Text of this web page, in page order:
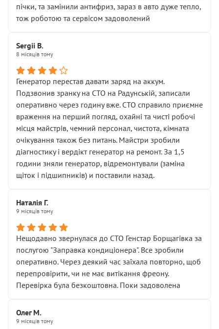
пічки, та замінили антифриз, зараз в авто дуже тепло,
тож роботою та сервісом задоволений
Sergii B.
8 місяців тому
Генератор перестав давати заряд на аккум.
Подзвонив зранку на СТО на Радунській, записали
оперативно через годину вже. СТО справило приємне
враження на перший погляд, охайні та чисті робочі
місця майстрів, чемний персонал, чистота, кімната
очікування також без питань. Майстри зробили
діагностику і вердікт генератор на ремонт. За 1,5
години зняли генератор, відремонтували (заміна
щіток і підшипників) и поставили назад.
Наталія Г.
9 місяців тому
Нещодавно звернулася до СТО Генстар Борщагівка за
послугою "Заправка кондиціонера". Все зробили
оперативно. Через деякий час заїхала повторно, щоб
перепровірити, чи не має витікання фреону.
Перевірка була безкоштовна. Поки задоволена
Олег М.
9 місяців тому